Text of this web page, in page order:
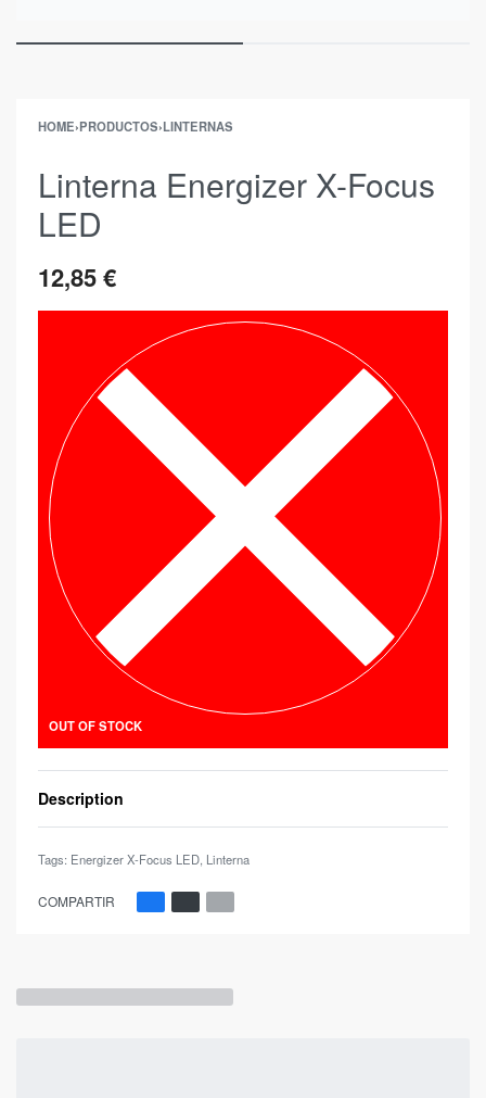
HOME›PRODUCTOS›LINTERNAS
Linterna Energizer X-Focus
LED
12,85€
OUT OF STOCK
Description
Tags: Energizer X-Focus LED Linterna
COMPARTIR